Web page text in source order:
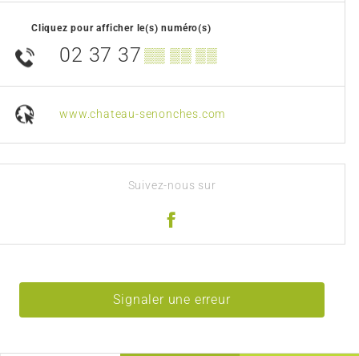
Cliquez pour afficher le(s) numéro(s)
02 37 37 ▒▒ ▒▒ ▒▒
www.chateau-senonches.com
Suivez-nous sur
Signaler une erreur